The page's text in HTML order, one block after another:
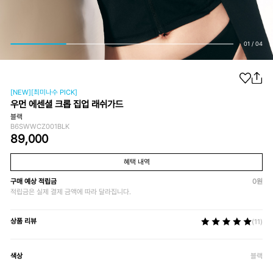
01 / 04
[NEW][최미나수 PICK]
우먼 에센셜 크롭 집업 래쉬가드
블랙
B6SWWCZ001BLK
89,000
혜택 내역
구매 예상 적립금 0원
적립금은 실제 결제 금액에 따라 달라집니다.
상품 리뷰 (11)
색상 블랙